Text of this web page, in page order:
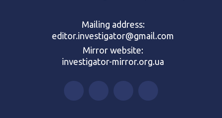
Mailing address:
editor.investigator@gmail.com
Mirror website:
investigator-mirror.org.ua